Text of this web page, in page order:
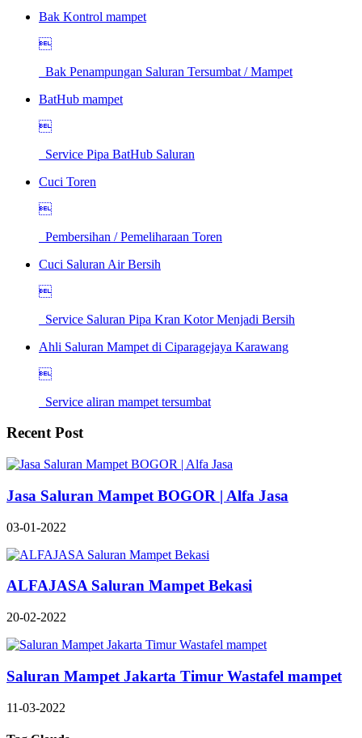
Bak Kontrol mampet

Bak Penampungan Saluran Tersumbat / Mampet
BatHub mampet

Service Pipa BatHub Saluran
Cuci Toren

Pembersihan / Pemeliharaan Toren
Cuci Saluran Air Bersih

Service Saluran Pipa Kran Kotor Menjadi Bersih
Ahli Saluran Mampet di Ciparagejaya Karawang

Service aliran mampet tersumbat
Recent Post
Jasa Saluran Mampet BOGOR | Alfa Jasa
03-01-2022
ALFAJASA Saluran Mampet Bekasi
20-02-2022
Saluran Mampet Jakarta Timur Wastafel mampet
11-03-2022